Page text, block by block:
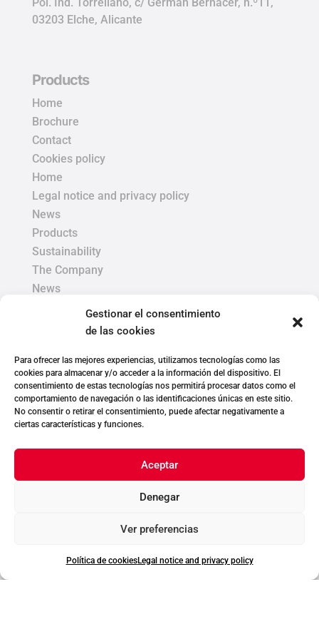
Gestionar el consentimiento
de las cookies
Para ofrecer las mejores experiencias, utilizamos tecnologías como las
cookies para almacenar y/o acceder a la información del dispositivo. El
consentimiento de estas tecnologías nos permitirá procesar datos como el
comportamiento de navegación o las identificaciones únicas en este sitio.
No consentir o retirar el consentimiento, puede afectar negativamente a
ciertas características y funciones.
Aceptar
Denegar
Ver preferencias
Política de cookiesLegal notice and privacy policy
03203 Elche, Alicante
Products
Home
Brochure
Contact
Cookies policy
Home
Legal notice and privacy policy
News
Products
Sustainability
The Company
News
Legal Aspects
Cookies policy
Legal notice and privacy policy
Internal Information System